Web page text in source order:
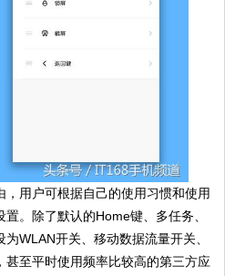
用户可根据自己的使用习惯和使用
。除了默认的Home键、多任务、
WLAN开关、移动数据流量开关、
至平时使用频率比较高的第三方应